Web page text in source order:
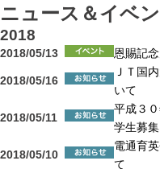
ニュース＆イベ
2018
2018/05/13 恩賜記
2018/05/16
ＪＴ国
いて
2018/05/11
平成３
学生募
2018/05/10
電通育
て